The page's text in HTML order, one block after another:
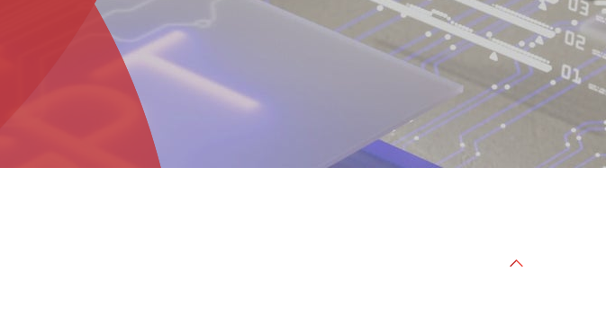
Luxembourg
en
Malaysia
en
Morocco
fr
Netherlands
nl
en
Philippines
Singapore
en
en